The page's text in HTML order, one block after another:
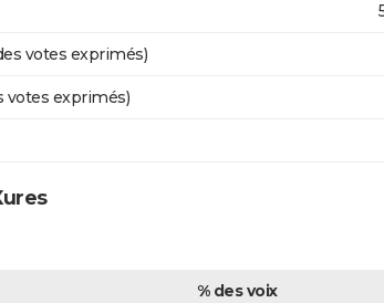
votes exprimés)
votes exprimés)
% des voix